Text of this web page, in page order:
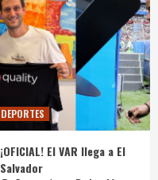
DEPORTES
¡OFICIAL! El VAR llega a El
Salvador